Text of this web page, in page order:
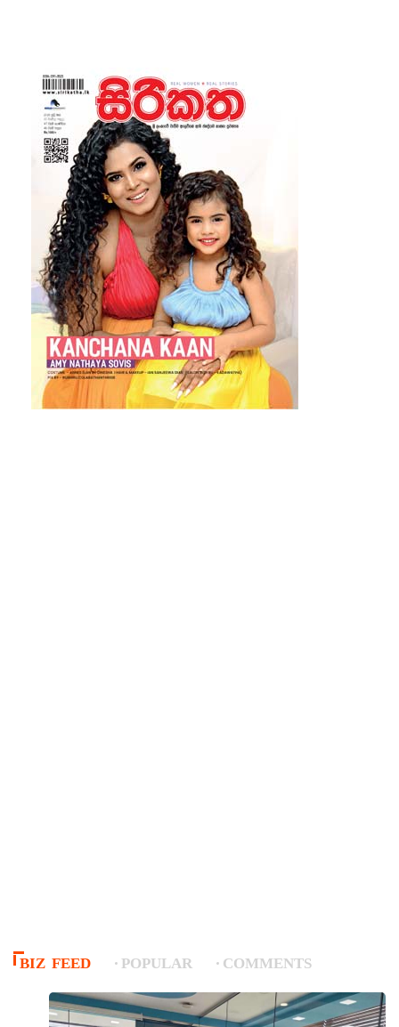
BIZ FEED POPULAR COMMENTS